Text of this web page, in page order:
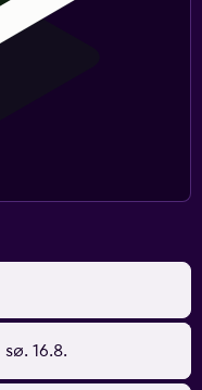
sø. 16.8.